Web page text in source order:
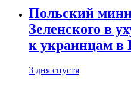
Польский
Зеленского в
к украинцам в
3 дня спустя